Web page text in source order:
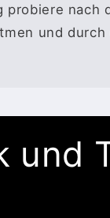
probiere nach
und durch
und